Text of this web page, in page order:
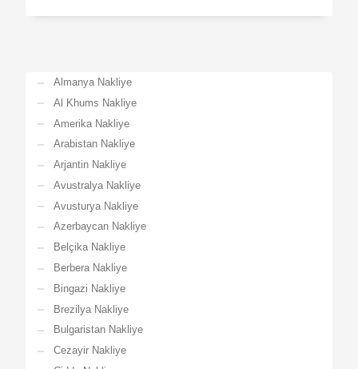
Almanya Nakliye
Al Khums Nakliye
Amerika Nakliye
Arabistan Nakliye
Arjantin Nakliye
Avustralya Nakliye
Avusturya Nakliye
Azerbaycan Nakliye
Belçika Nakliye
Berbera Nakliye
Bingazi Nakliye
Brezilya Nakliye
Bulgaristan Nakliye
Cezayir Nakliye